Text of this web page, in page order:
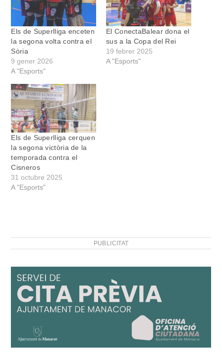
Els de Superlliga enceten
la segona volta contra el
Sòria
9 gener 2026
A "Esports"
El ConectaBalear dona el
sus a la Copa del Rei
19 febrer 2025
A "Esports"
Els de Superlliga cerquen
la segona victòria de la
temporada contra el
Cisneros
31 octubre 2025
A "Esports"
PUBLICITAT